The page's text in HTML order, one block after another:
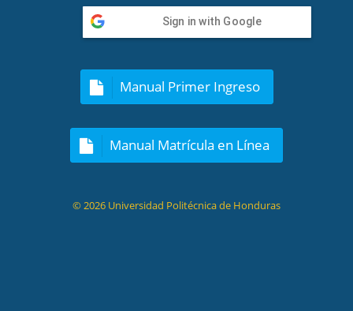
Sign in with Google
Manual Primer Ingreso
Manual Matrícula en Línea
© 2026 Universidad Politécnica de Honduras